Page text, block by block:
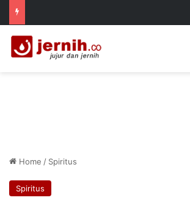
Home / Spiritus
Spiritus